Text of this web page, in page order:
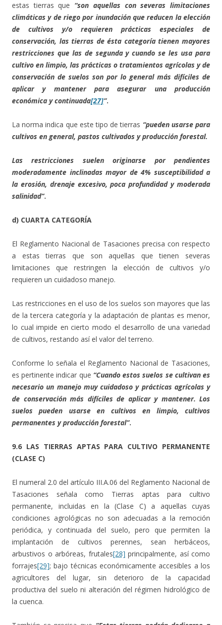
estas tierras que “son aquellas con severas limitaciones
climáticas y de riego por inundación que reducen la elección
de cultivos y/o requieren prácticas especiales de
conservación, las tierras de ésta categoría tienen mayores
restricciones que las de segunda y cuando se les usa para
cultivo en limpio, las prácticas o tratamientos agrícolas y de
conservación de suelos son por lo general más difíciles de
aplicar y mantener para asegurar una producción
económica y continuada[27]”.
La norma indica que este tipo de tierras “pueden usarse para
cultivos en general, pastos cultivados y producción forestal.
Las restricciones suelen originarse por pendientes
moderadamente inclinadas mayor de 4% susceptibilidad a
la erosión, drenaje excesivo, poca profundidad y moderada
salinidad”.
d) CUARTA CATEGORÍA
El Reglamento Nacional de Tasaciones precisa con respecto
a estas tierras que son aquellas que tienen severas
limitaciones que restringen la elección de cultivos y/o
requieren un cuidadoso manejo.
Las restricciones en el uso de los suelos son mayores que las
de la tercera categoría y la adaptación de plantas es menor,
lo cual impide en cierto modo el desarrollo de una variedad
de cultivos, restando así el valor del terreno.
Conforme lo señala el Reglamento Nacional de Tasaciones,
es pertinente indicar que “Cuando estos suelos se cultivan es
necesario un manejo muy cuidadoso y prácticas agrícolas y
de conservación más difíciles de aplicar y mantener. Los
suelos pueden usarse en cultivos en limpio, cultivos
permanentes y producción forestal”.
9.6 LAS TIERRAS APTAS PARA CULTIVO PERMANENTE
(CLASE C)
El numeral 2.0 del artículo III.A.06 del Reglamento Nacional de
Tasaciones señala como Tierras aptas para cultivo
permanente, incluidas en la (Clase C) a aquellas cuyas
condiciones agrológicas no son adecuadas a la remoción
periódica, y continuada del suelo, pero que permiten la
implantación de cultivos perennes, sean herbáceos,
arbustivos o arbóreas, frutales[28] principalmente, así como
forrajes[29]; bajo técnicas económicamente accesibles a los
agricultores del lugar, sin deterioro de la capacidad
productiva del suelo ni alteración del régimen hidrológico de
la cuenca.